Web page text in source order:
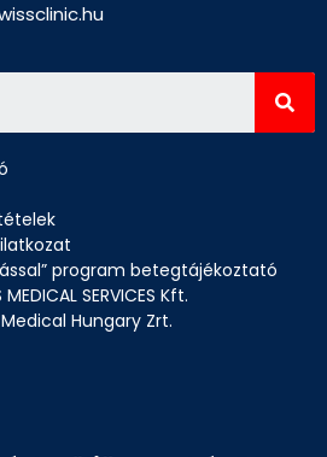
program betegtájékoztató
SERVICES Kft.
Hungary Zrt.